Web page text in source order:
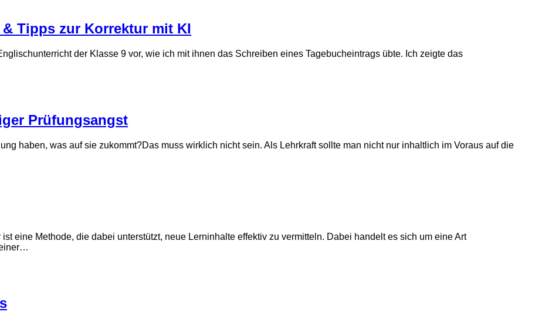
Tipps zur Korrektur mit KI
der Klasse 9 vor, wie ich mit ihnen das Schreiben eines Tagebucheintrags übte. Ich zeigte das
Prüfungsangst
haben, was auf sie zukommt?Das muss wirklich nicht sein. Als Lehrkraft sollte man nicht nur inhaltlich im Voraus auf die
eine Methode, die dabei unterstützt, neue Lerninhalte effektiv zu vermitteln. Dabei handelt es sich um eine Art